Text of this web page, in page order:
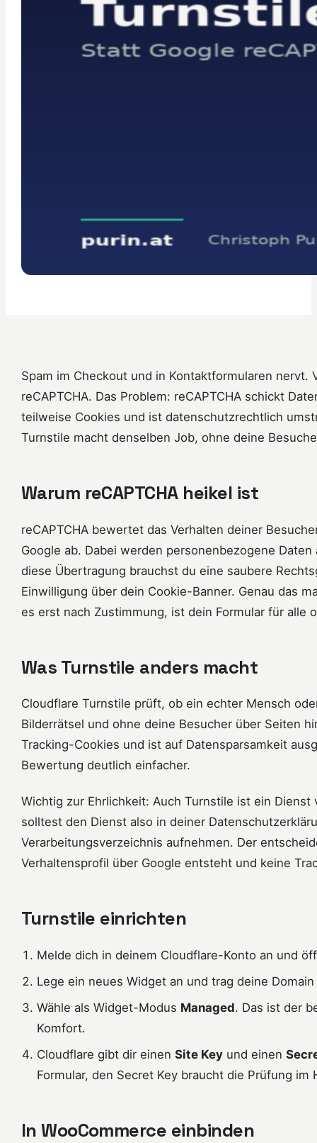
Spam im Checkout und in Kontaktformularen nervt.
reCAPTCHA. Das Problem: reCAPTCHA schickt
teilweise Cookies und ist datenschutzrechtlich
Turnstile macht denselben Job, ohne deine
Warum reCAPTCHA heikel ist
reCAPTCHA bewertet das Verhalten deiner
Google ab. Dabei werden personenbezogene
diese Übertragung brauchst du eine saubere
Einwilligung über dein Cookie-Banner. Genau das
es erst nach Zustimmung, ist dein Formular für alle
Was Turnstile anders macht
Cloudflare Turnstile prüft, ob ein echter Mensch
Bilderrätsel und ohne deine Besucher über Seiten
Tracking-Cookies und ist auf Datensparsamkeit
Bewertung deutlich einfacher.
Wichtig zur Ehrlichkeit: Auch Turnstile ist ein
solltest den Dienst also in deiner
Verarbeitungsverzeichnis aufnehmen. Der
Verhaltensprofil über Google entsteht und keine
Turnstile einrichten
Melde dich in deinem Cloudflare-Konto an und
Lege ein neues Widget an und trag deine
Wähle als Widget-Modus Managed. Das ist der
Komfort.
Cloudflare gibt dir einen Site Keyund einen
Formular, den Secret Key braucht die Prüfung im
In WooCommerce einbinden